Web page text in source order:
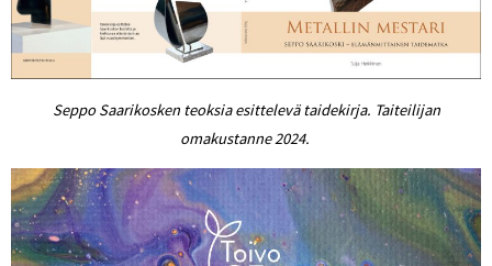
Seppo Saarikosken teoksia esittelevä taidekirja. Taiteilijan
omakustanne 2024.